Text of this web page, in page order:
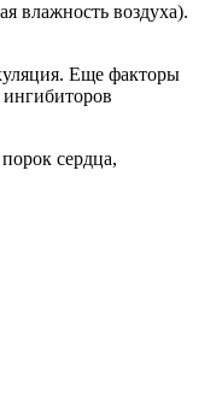
влажность воздуха).
Еще факторы
сердца,